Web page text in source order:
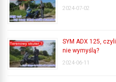
2024-07-02
SYM ADX 125,
nie wymyślą?
2024-06-11